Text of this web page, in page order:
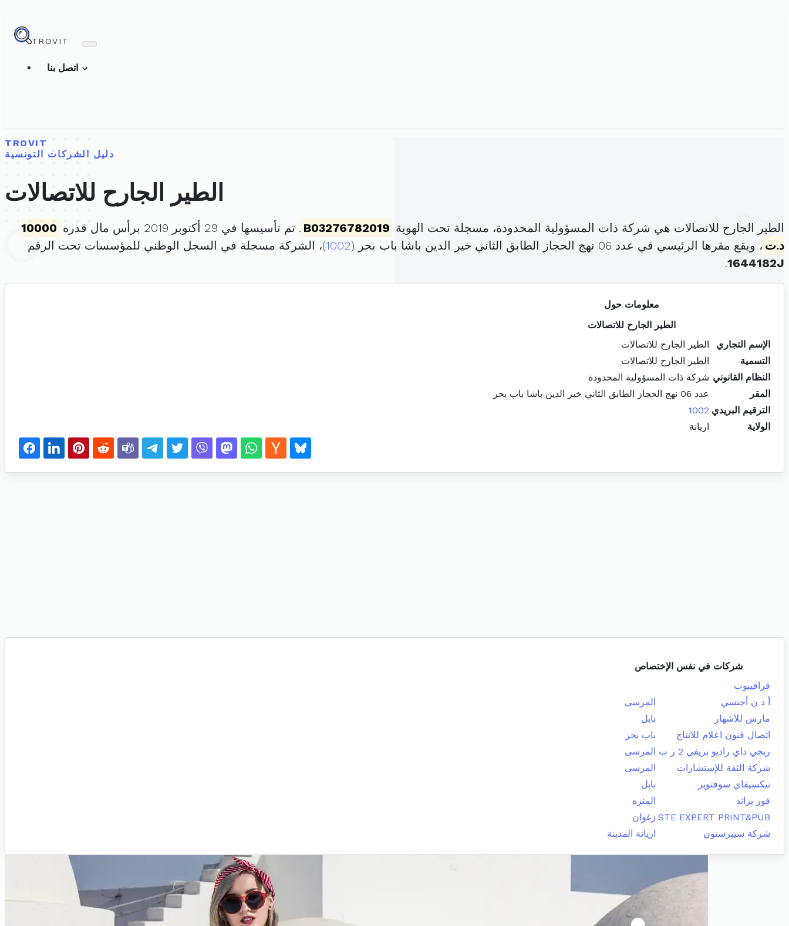
TROVIT
TROVIT
دليل الشركات التونسية
الطير الجارح للاتصالات
الطير الجارح للاتصالات هي شركة ذات المسؤولية المحدودة، مسجلة تحت الهوية B03276782019 . تم تأسيسها في 29 أكتوبر 2019 برأس مال قدره
10000
د.ت ، ويقع مقرها الرئيسي في عدد 06 نهج الحجاز الطابق الثاني خير الدين باشا باب بحر ( 1002)، الشركة مسجلة في السجل الوطني للمؤسسات تحت الرقم
1644182J
.
معلومات حول
الطير الجارح للاتصالات
الإسم التجاري
الطير الجارح للاتصالات
التسمية
الطير الجارح للاتصالات
النظام القانوني شركة ذات المسؤولية المحدودة
المقر
عدد 06 نهج الحجاز الطابق الثاني خير الدين باشا باب بحر
الترقيم البريدي 1002
الولاية
اريانة
شركات في نفس الإختصاص
قرافيبوب
أ د ن أجنسي
المرسى
مارس للاشهار
نابل
اتصال فنون اعلام للانتاج
باب بحر
ريجي داي راديو بريفي 2 ر ب
المرسى
شركة الثقة للإستشارات
المرسى
نيكسيفاي سوفتوير
نابل
فور براند
المنزه
STE EXPERT PRINT&PUB زغوان
شركة سيبرستون
اريانة المدينة